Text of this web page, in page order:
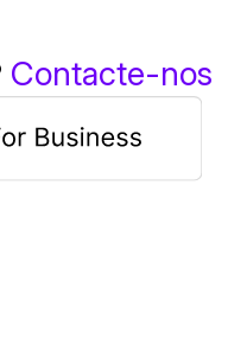
Contacte-nos